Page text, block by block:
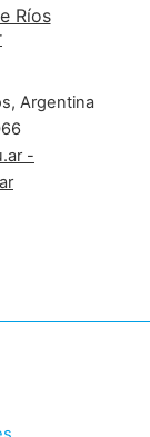
Ríos
Argentina
-